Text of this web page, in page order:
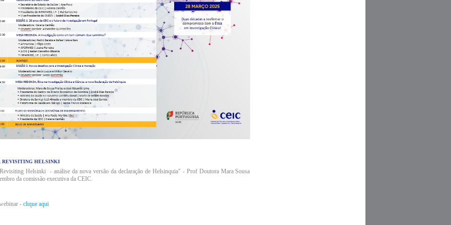
REVISITING HELSINKI
Helsinki - análise da nova versão da declaração de Helsinquia" - Prof Doutora Mara Sousa
da comissão executiva da CEIC.
- clique aqui